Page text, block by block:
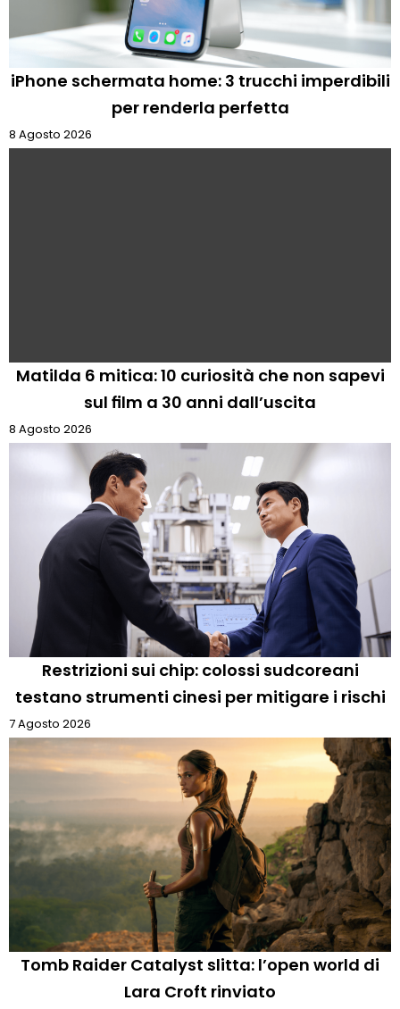
iPhone schermata home: 3 trucchi imperdibili
per renderla perfetta
8 Agosto 2026
Matilda 6 mitica: 10 curiosità che non sapevi
sul film a 30 anni dall’uscita
8 Agosto 2026
Restrizioni sui chip: colossi sudcoreani
testano strumenti cinesi per mitigare i rischi
7 Agosto 2026
Tomb Raider Catalyst slitta: l’open world di
Lara Croft rinviato